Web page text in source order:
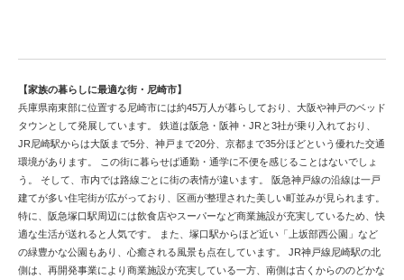
【家族の暮らしに最適な街・尼崎市】
兵庫県南東部に位置する尼崎市には約45万人が暮らしており、大阪や神戸のベッド
タウンとして発展しています。 鉄道は阪急・阪神・JRと3社が乗り入れており、
JR尼崎駅からは大阪まで5分、神戸まで20分、京都まで35分ほどという優れた交通
環境があります。 この街に暮らせば通勤・通学に不便を感じることはないでしょ
う。 そして、市内では路線ごとに街の表情が違います。 阪急神戸線の沿線は一戸
建てが多い住宅街が広がっており、区画が整理された美しい町並みが見られます。
特に、阪急塚口駅周辺には飲食店やスーパーなど商業施設が充実しているため、快
適な生活が送れると人気です。 また、塚口駅からほど近い「上坂部西公園」など
の緑豊かな公園もあり、心癒される風景も点在しています。 JR神戸線尼崎駅の北
側は、再開発事業により商業施設が充実している一方、南側は古くからののどかな